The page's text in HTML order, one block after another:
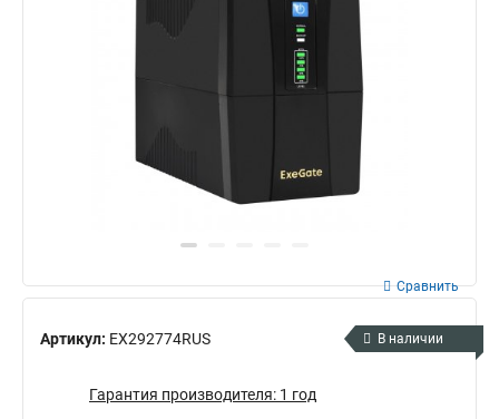
Артикул: EX292774RUS
Сравнить
В наличии
Гарантия производителя: 1 год